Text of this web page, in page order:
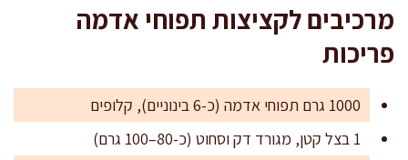
מרכיבים לקציצות תפוחי אדמה
פריכות
1000 גרם תפוחי אדמה (כ-6 בינוניים), קלופים
1 בצל קטן, מגורד דק וסחוט (כ-80–100 גרם)